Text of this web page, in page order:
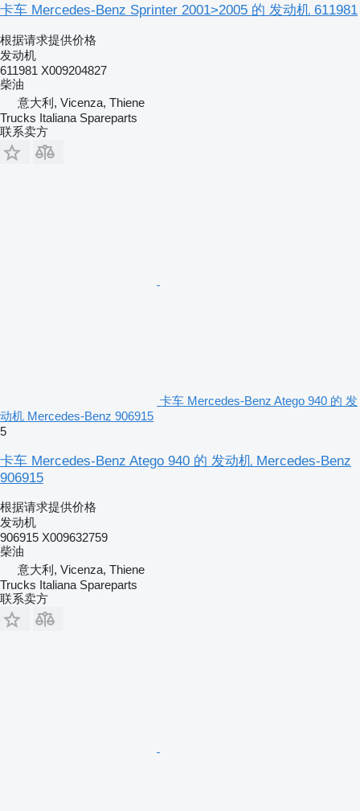
卡车 Mercedes-Benz Sprinter 2001>2005 的 发动机 611981
根据请求提供价格
发动机
611981 X009204827
柴油
意大利, Vicenza, Thiene
Trucks Italiana Spareparts
联系卖方
卡车 Mercedes-Benz Atego 940 的 发
动机 Mercedes-Benz 906915
5
卡车 Mercedes-Benz Atego 940 的 发动机 Mercedes-Benz
906915
根据请求提供价格
发动机
906915 X009632759
柴油
意大利, Vicenza, Thiene
Trucks Italiana Spareparts
联系卖方